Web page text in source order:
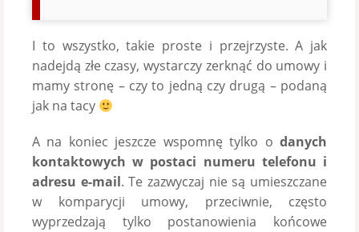
I to wszystko, takie proste i przejrzyste. A jak
nadejdą złe czasy, wystarczy zerknąć do umowy i
mamy stronę – czy to jedną czy drugą – podaną
jak na tacy
A na koniec jeszcze wspomnę tylko o danych
kontaktowych w postaci numeru telefonu i
adresu e-mail. Te zazwyczaj nie są umieszczane
w komparycji umowy, przeciwnie, często
wyprzedzają tylko postanowienia końcowe